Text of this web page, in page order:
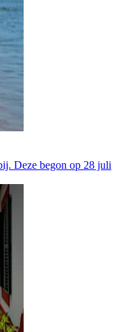
Deze begon op 28 juli